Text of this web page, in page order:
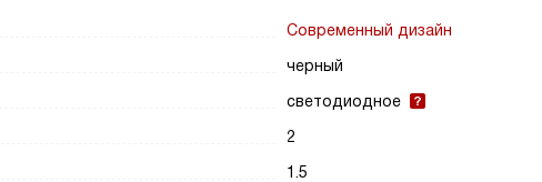
Современный дизайн
черный
светодиодное
2
1.5